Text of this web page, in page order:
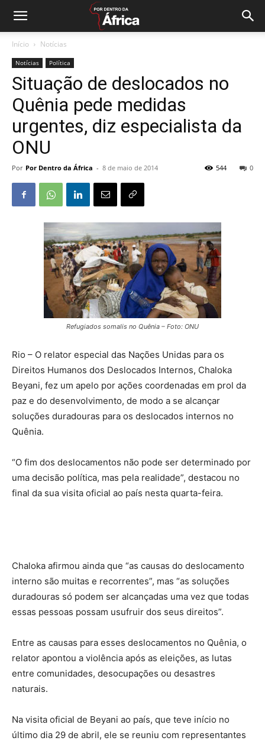
Início Notícias
Notícias Política
Situação de deslocados no
Quênia pede medidas
urgentes, diz especialista da
ONU
Por Por Dentro da África - 8 de maio de 2014 0
544
Refugiados somalis no Quênia – Foto: ONU
Rio – O relator especial das Nações Unidas para os
Direitos Humanos dos Deslocados Internos, Chaloka
Beyani, fez um apelo por ações coordenadas em prol da
paz e do desenvolvimento, de modo a se alcançar
soluções duradouras para os deslocados internos no
Quênia.
“O fim dos deslocamentos não pode ser determinado por
uma decisão política, mas pela realidade”, destacou no
final da sua visita oficial ao país nesta quarta-feira.
Chaloka afirmou ainda que “as causas do deslocamento
interno são muitas e recorrentes”, mas “as soluções
duradouras só podem ser alcançadas uma vez que todas
essas pessoas possam usufruir dos seus direitos”.
Entre as causas para esses deslocamentos no Quênia, o
relator apontou a violência após as eleições, as lutas
entre comunidades, desocupações ou desastres
naturais.
Na visita oficial de Beyani ao país, que teve início no
último dia 29 de abril, ele se reuniu com representantes